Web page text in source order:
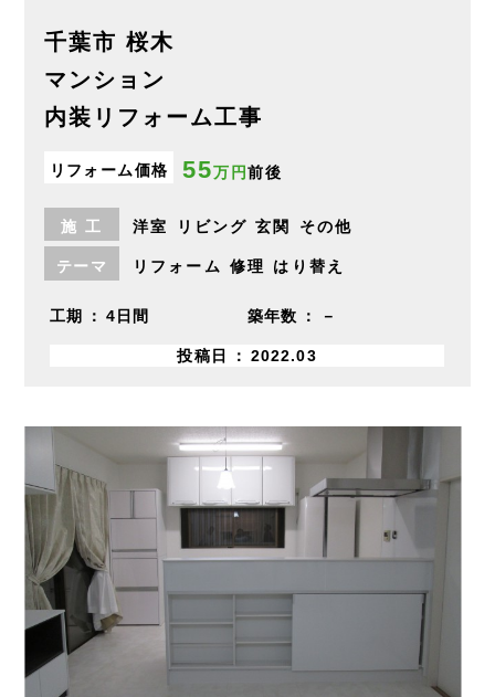
千葉市 桜木
マンション
内装リフォーム工事
リフォーム価格 55万円前後
施 工 洋室 リビング 玄関 その他
テーマ リフォーム 修理 はり替え
工期 4日間 築年数 －
投稿日 2022.03